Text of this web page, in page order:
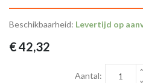
Beschikbaarheid: Levertijd op
€ 42,32
Aantal: